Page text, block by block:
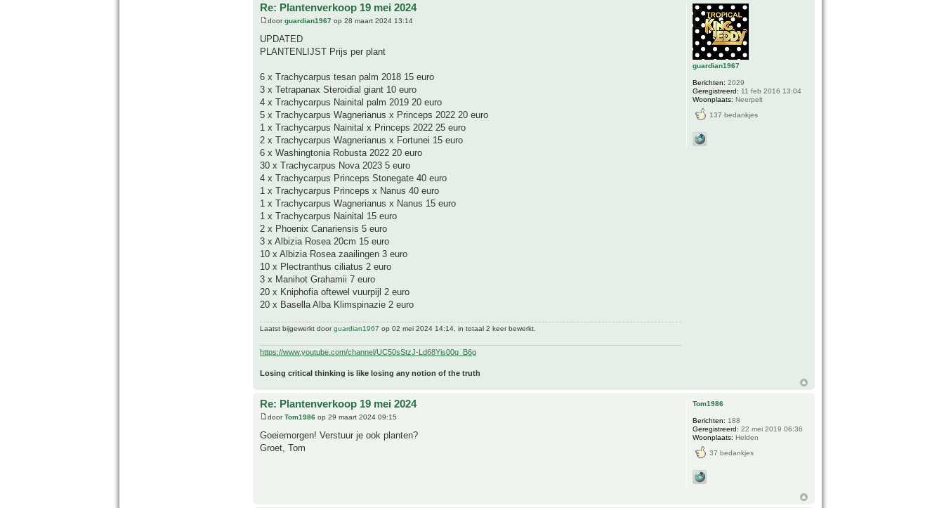
Re: Plantenverkoop 19 mei 2024
doorguardian1967 op 28 maart 2024 13:14
UPDATED
PLANTENLIJST Prijs per plant
6 x Trachycarpus tesan palm 2018 15 euro
3 x Tetrapanax Steroidial giant 10 euro
4 x Trachycarpus Nainital palm 2019 20 euro
5 x Trachycarpus Wagnerianus x Princeps 2022 20 euro
1 x Trachycarpus Nainital x Princeps 2022 25 euro
2 x Trachycarpus Wagnerianus x Fortunei 15 euro
6 x Washingtonia Robusta 2022 20 euro
30 x Trachycarpus Nova 2023 5 euro
4 x Trachycarpus Princeps Stonegate 40 euro
1 x Trachycarpus Princeps x Nanus 40 euro
1 x Trachycarpus Wagnerianus x Nanus 15 euro
1 x Trachycarpus Nainital 15 euro
2 x Phoenix Canariensis 5 euro
3 x Albizia Rosea 20cm 15 euro
10 x Albizia Rosea zaailingen 3 euro
10 x Plectranthus ciliatus 2 euro
3 x Manihot Grahamii 7 euro
20 x Kniphofia oftewel vuurpijl 2 euro
20 x Basella Alba Klimspinazie 2 euro
Laatst bijgewerkt doorguardian1967 op 02 mei 2024 14:14, in totaal 2 keer bewerkt.
https://www.youtube.com/channel/UC50sStzJ-Ld68Yis00q_B6g
Losing critical thinking is like losing any notion of the truth
guardian1967
Berichten: 2029
Geregistreerd: 11 feb 2016 13:04
Woonplaats: Neerpelt
137 bedankjes
Re: Plantenverkoop 19 mei 2024
doorTom1986 op 29 maart 2024 09:15
Goeiemorgen! Verstuur je ook planten?
Groet, Tom
Tom1986
Berichten: 188
Geregistreerd: 22 mei 2019 06:36
Woonplaats: Helden
37 bedankjes